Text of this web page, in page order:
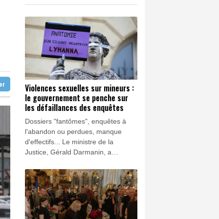
climatique
mois sans JT
1.64% 4392.86 €
Violences sexuelles sur mineurs :
le gouvernement se penche sur
les défaillances des enquêtes
Dossiers "fantômes", enquêtes à
l'abandon ou perdues, manque
d'effectifs... Le ministre de la
Justice, Gérald Darmanin, a
l'Intérieur une note qui détaille des
défaillances majeures dans la prise
en compte des violences sexuelles
faites aux enfants.